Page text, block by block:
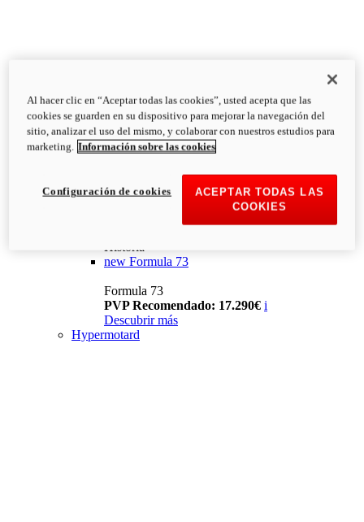
Historia
new Formula 73
Formula 73
PVP Recomendado: 17.290€ i
Descubrir más
Hypermotard
Al hacer clic en “Aceptar todas las cookies”, usted acepta que las
cookies se guarden en su dispositivo para mejorar la navegación del
sitio, analizar el uso del mismo, y colaborar con nuestros estudios para
marketing. Información sobre las cookies
ACEPTAR TODAS LAS
COOKIES
Configuración de cookies